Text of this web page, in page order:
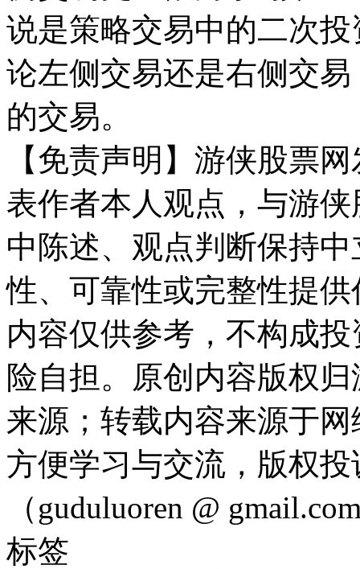
说是策略交易中的二次
论左侧交易还是右侧交
的交易。
【免责声明】游侠股票
表作者本人观点，与游
中陈述、观点判断保持
性、可靠性或完整性提
内容仅供参考，不构成
险自担。原创内容版权
来源；转载内容来源于
方便学习与交流，版权
（guduluoren @
标签